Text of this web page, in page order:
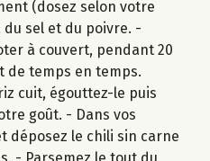
(dosez selon votre
sel et du poivre. -
à couvert, pendant 20
de temps en temps.
riz cuit, égouttez-le puis
goût. - Dans vos
déposez le chili sin carne